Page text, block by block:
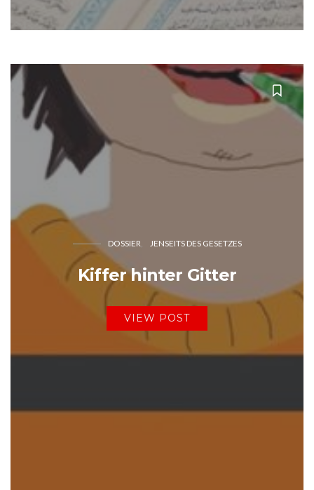
DOSSIER JENSEITS DES GESETZES
Kiffer hinter Gitter
VIEW POST